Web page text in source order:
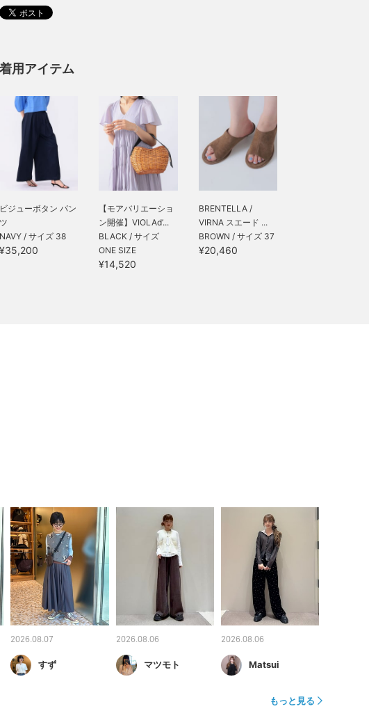
着用アイテム
ビジューボタン パン
ツ
NAVY / サイズ 38
¥35,200
【モアバリエーショ
ン開催】VIOLAd’...
BLACK / サイズ
ONE SIZE
¥14,520
BRENTELLA /
VIRNA スエード ...
BROWN / サイズ 37
¥20,460
2026.08.07
すず
2026.08.06
マツモト
2026.08.06
Matsui
もっと見る